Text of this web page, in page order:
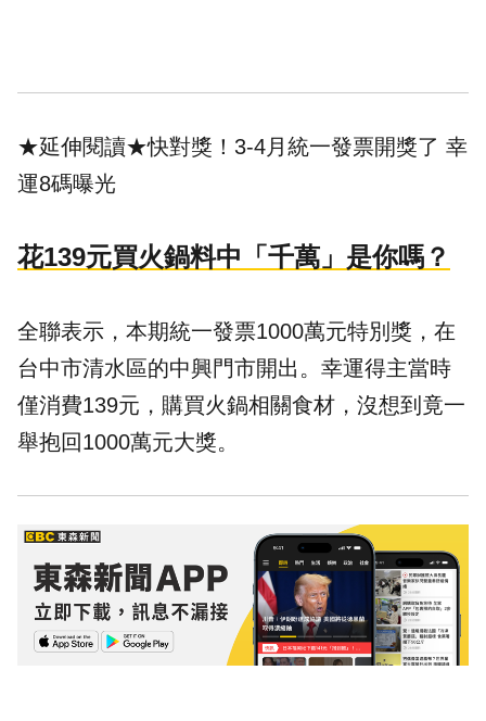
★延伸閱讀★快對獎！3-4月統一發票開獎了 幸
運8碼曝光
花139元買火鍋料中「千萬」是你嗎？
全聯表示，本期統一發票1000萬元特別獎，在
台中市清水區的中興門市開出。幸運得主當時
僅消費139元，購買火鍋相關食材，沒想到竟一
舉抱回1000萬元大獎。